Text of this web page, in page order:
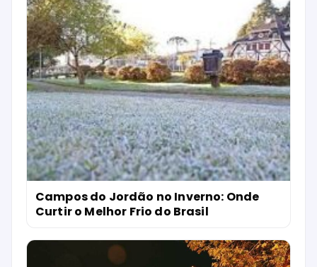
Campos do Jordão no Inverno: Onde
Curtir o Melhor Frio do Brasil